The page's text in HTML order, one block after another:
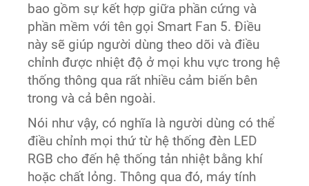
bao gồm sự kết hợp giữa phần cứng và
phần mềm với tên gọi Smart Fan 5. Điều
này sẽ giúp người dùng theo dõi và điều
chỉnh được nhiệt độ ở mọi khu vực trong hệ
thống thông qua rất nhiều cảm biến bên
trong và cả bên ngoài.
Nói như vậy, có nghĩa là người dùng có thể
điều chỉnh mọi thứ từ hệ thống đèn LED
RGB cho đến hệ thống tản nhiệt bằng khí
hoặc chất lỏng. Thông qua đó, máy tính